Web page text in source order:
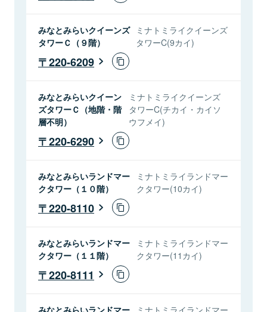
みなとみらいクイーンズ
タワーＣ（９階）
ミナトミライクイーンズ
タワーC(9カイ)
220-6209
みなとみらいクイーン
ズタワーＣ（地階・階
層不明）
ミナトミライクイーンズ
タワーC(チカイ・カイソ
ウフメイ)
220-6290
みなとみらいランドマー
クタワー（１０階）
ミナトミライランドマー
クタワー(10カイ)
220-8110
みなとみらいランドマー
クタワー（１１階）
ミナトミライランドマー
クタワー(11カイ)
220-8111
みなとみらいランドマー ミナトミライランドマー